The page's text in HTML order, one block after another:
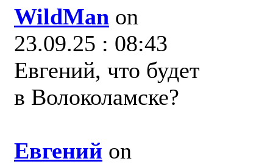
WildMan on
23.09.25 : 08:43
Евгений, что будет
в Волоколамске?
Евгений on